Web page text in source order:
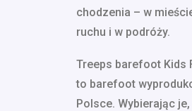
chodzenia – w
ruchu i w podróży.
Treeps barefoot Kids
to barefoot
Polsce. Wybierając